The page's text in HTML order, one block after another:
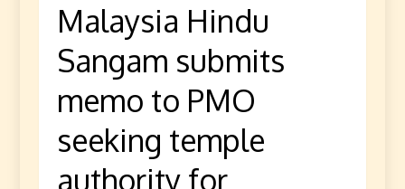
Malaysia Hindu
Sangam submits
memo to PMO
seeking temple
authority for